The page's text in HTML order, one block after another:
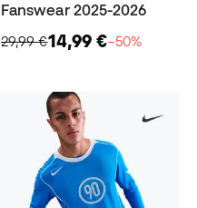
Fanswear 2025-2026
29,99 €14,99 €−50%